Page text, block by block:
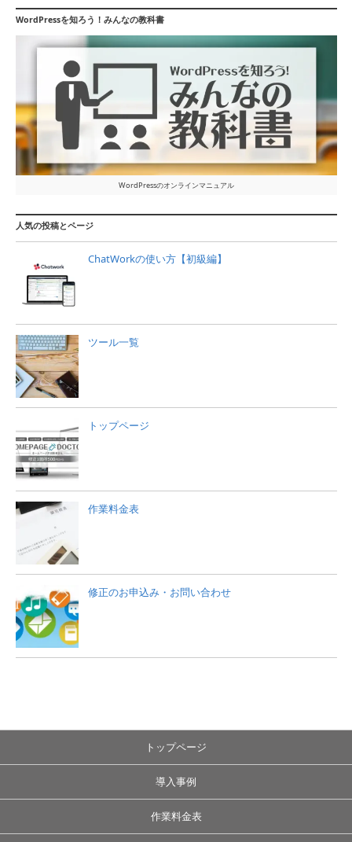
WordPressを知ろう！みんなの教科書
WordPressのオンラインマニュアル
人気の投稿とページ
ChatWorkの使い方【初級編】
ツール一覧
トップページ
作業料金表
修正のお申込み・お問い合わせ
トップページ
導入事例
作業料金表